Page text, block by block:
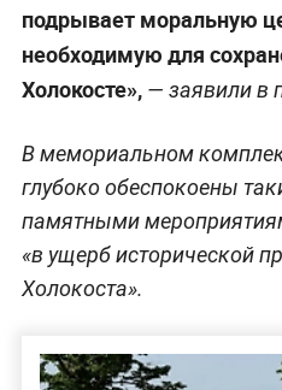
подрывает моральную
необходимую для
Холокосте», — заявили в
В мемориальном
глубоко обеспокоены
памятными
«в ущерб исторической
Холокоста».